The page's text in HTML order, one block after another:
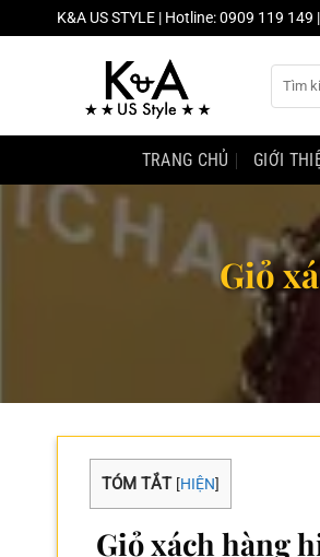
đến
K&A US STYLE | Hotline: 0909 119
kiếm:
TRANG CHỦ GIỚI
Giỏ
TÓM TẮT [HIỆN]
Giỏ xách hàng